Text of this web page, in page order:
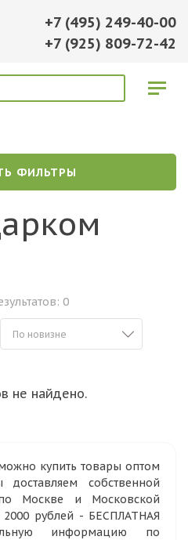
+7 (495) 249-40-00
+7 (925) 809-72-42
ФИЛЬТРЫ
0
не найдено.
купить товары оптом
собственной
Москве и Московской
2000 рублей - БЕСПЛАТНАЯ
информацию по